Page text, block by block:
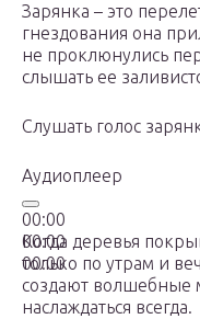
Зарянка – это
гнездования она
не проклюнулись
слышать ее
Слушать голос
Аудиоплеер
00:00
00:00
00:00
Когда деревья
только по утрам и
создают волшебные
наслаждаться всегда.